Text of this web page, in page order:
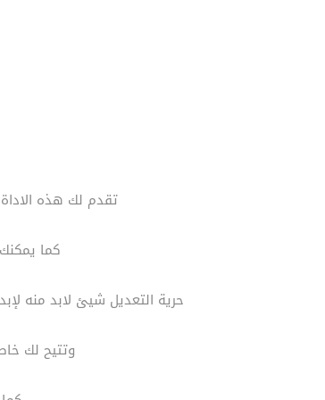
تقدم لك هذه
كما
حرية التعديل شيئ لابد منه
وتتيح لك